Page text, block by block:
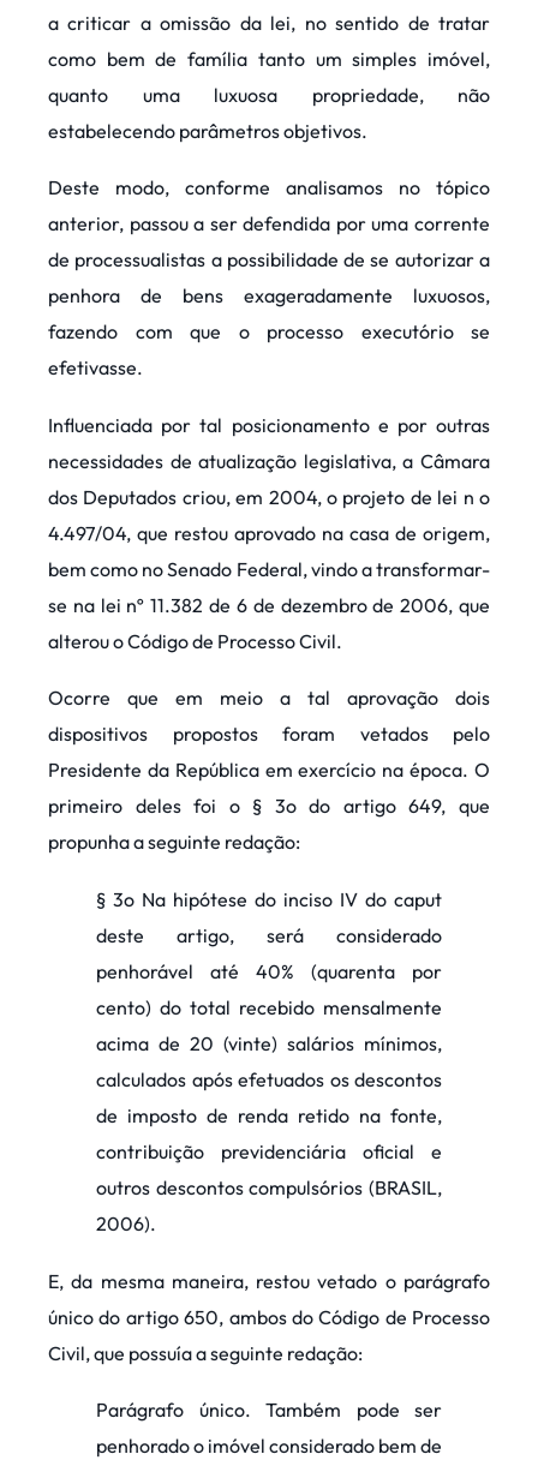
a criticar a omissão da lei, no sentido de tratar
como bem de família tanto um simples imóvel,
quanto uma luxuosa propriedade, não
estabelecendo parâmetros objetivos.
Deste modo, conforme analisamos no tópico
anterior, passou a ser defendida por uma corrente
de processualistas a possibilidade de se autorizar a
penhora de bens exageradamente luxuosos,
fazendo com que o processo executório se
efetivasse.
Influenciada por tal posicionamento e por outras
necessidades de atualização legislativa, a Câmara
dos Deputados criou, em 2004, o projeto de lei n o
4.497/04, que restou aprovado na casa de origem,
bem como no Senado Federal, vindo a transformar-
se na lei nº 11.382 de 6 de dezembro de 2006, que
alterou o Código de Processo Civil.
Ocorre que em meio a tal aprovação dois
dispositivos propostos foram vetados pelo
Presidente da República em exercício na época. O
primeiro deles foi o § 3o do artigo 649, que
propunha a seguinte redação:
§ 3o Na hipótese do inciso IV do caput
deste artigo, será considerado
penhorável até 40% (quarenta por
cento) do total recebido mensalmente
acima de 20 (vinte) salários mínimos,
calculados após efetuados os descontos
de imposto de renda retido na fonte,
contribuição previdenciária oficial e
outros descontos compulsórios (BRASIL,
2006).
E, da mesma maneira, restou vetado o parágrafo
único do artigo 650, ambos do Código de Processo
Civil, que possuía a seguinte redação:
Parágrafo único. Também pode ser
penhorado o imóvel considerado bem de